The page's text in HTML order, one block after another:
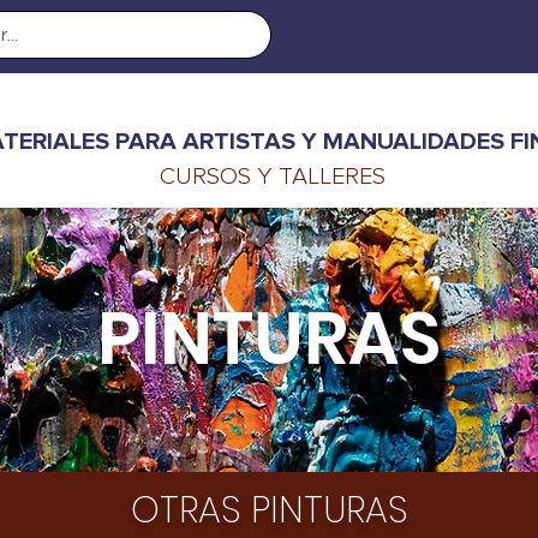
PARA ARTISTAS Y MANUALIDADES
CURSOS Y TALLERES
PINTURAS
OTRAS PINTURAS